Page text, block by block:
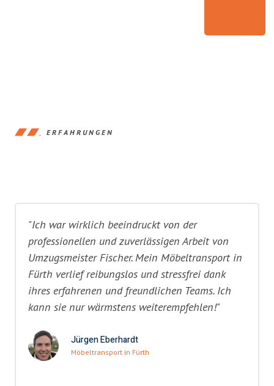
ERFAHRUNGEN
"Ich war wirklich beeindruckt von der
professionellen und zuverlässigen Arbeit von
Umzugsmeister Fischer. Mein Möbeltransport in
Fürth verlief reibungslos und stressfrei dank
ihres erfahrenen und freundlichen Teams. Ich
kann sie nur wärmstens weiterempfehlen!"
Jürgen Eberhardt
Möbeltransport in Fürth